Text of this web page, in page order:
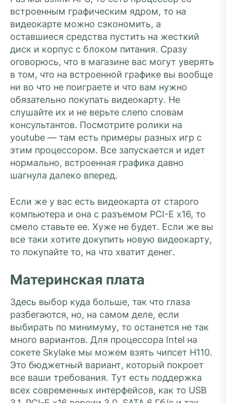
встроенным графическим ядром, то на
видеокарте можно сэкономить, а
оставшиеся средства пустить на жесткий
диск и корпус с блоком питания. Сразу
оговорюсь, что в магазине вас могут уверять
в том, что на встроенной графике вы вообще
ни во что не поиграете и что вам нужно
обязательно покупать видеокарту. Не
слушайте их и не верьте слепо словам
консультантов. Посмотрите ролики на
youtube — там есть примеры разных игр с
этим процессором. Все запускается и идет
нормально, встроенная графика давно
шагнула далеко вперед.
Если же у вас есть видеокарта от старого
компьютера и она с разъемом PCI-E x16, то
смело ставьте ее. Хуже не будет. Если же вы
все таки хотите докупить новую видеокарту,
то покупайте то, на что хватит денег.
Материнская плата
Здесь выбор куда больше, так что глаза
разбегаются, но, на самом деле, если
выбирать по минимуму, то останется не так
много вариантов. Для процессора Intel на
сокете Skylake мы можем взять чипсет H110.
Это бюджетный вариант, который покроет
все ваши требования. Тут есть поддержка
всех современных интерфейсов, как то USB